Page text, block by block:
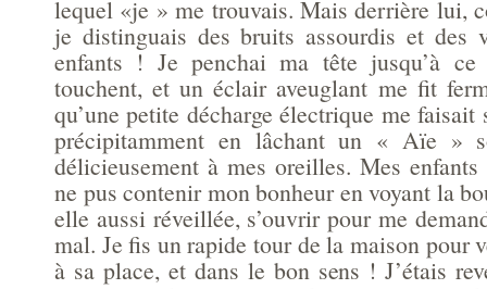
lequel «je » me trouvais. Mais derrière lui,
je distinguais des bruits assourdis et des
enfants ! Je penchai ma tête jusqu’à
touchent, et un éclair aveuglant me fit
qu’une petite décharge électrique me faisait
précipitamment en lâchant un « Aïe »
délicieusement à mes oreilles. Mes enfants
ne pus contenir mon bonheur en voyant la
elle aussi réveillée, s’ouvrir pour me
mal. Je fis un rapide tour de la maison pour
à sa place, et dans le bon sens ! J’étais